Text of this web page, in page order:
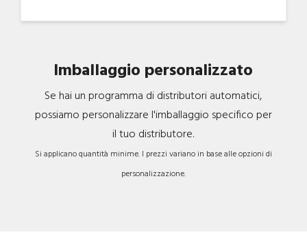
Imballaggio personalizzato
Se hai un programma di distributori automatici,
possiamo personalizzare l'imballaggio specifico per
il tuo distributore.
Si applicano quantità minime. I prezzi variano in base alle opzioni di
personalizzazione.